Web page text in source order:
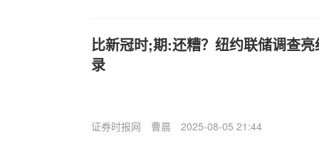
比新冠时;期:还糟？纽约联储调查
录
证券时报网 曹晨 2025-08-05 21:44